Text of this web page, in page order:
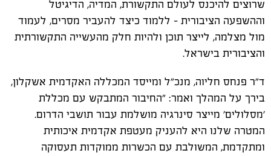
שרוצים להיכנס לעולם התקשורת, המדיה, הדיגיטל
וההשפעה הציבורית - ללמוד כיצד להעביר מסרים, לעמוד
מול מצלמה, לייצר תוכן ולהיות חלק מהעשייה התקשורתית
והציבורית בישראל.
ד"ר פנחס חליוה, מנכ"ל ומייסד המכללה האקדמית אשקלון,
בירך על המהלך ואמר: "החיבור המתבקש עם מכללת
'מסלולים' מייצר סינרגיה מושלמת עבור תושבי הדרום.
המטרה שלנו היא להעניק מעטפת אקדמית איכותית
ומתקדמת, המשולבת עם הכשרות ממוקדות תעסוקה